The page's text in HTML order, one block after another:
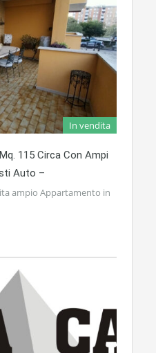
In vendita
115 Circa Con Ampi
Auto –
ampio Appartamento in